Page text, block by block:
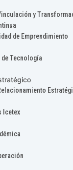
y
de Emprendimiento
Tecnología
Icetex